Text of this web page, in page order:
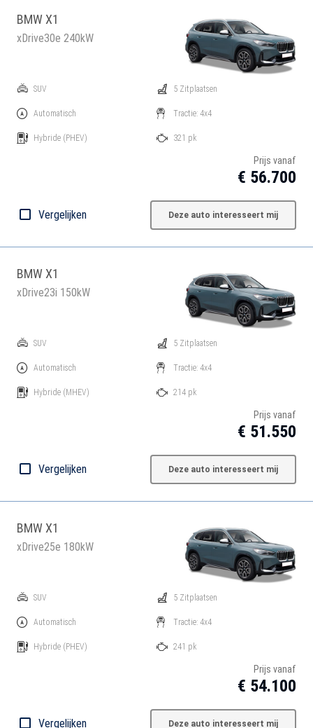
BMW X1
xDrive30e 240kW
SUV
Automatisch
Hybride (PHEV)
5 Zitplaatsen
Tractie: 4x4
321 pk
Prijs vanaf
€ 56.700
Vergelijken Deze auto interesseert mij
BMW X1
xDrive23i 150kW
SUV
Automatisch
Hybride (MHEV)
5 Zitplaatsen
Tractie: 4x4
214 pk
Prijs vanaf
€ 51.550
Vergelijken Deze auto interesseert mij
BMW X1
xDrive25e 180kW
SUV
Automatisch
Hybride (PHEV)
5 Zitplaatsen
Tractie: 4x4
241 pk
Prijs vanaf
€ 54.100
Vergelijken Deze auto interesseert mij